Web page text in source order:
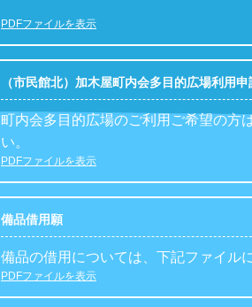
PDFファイルを表示
（市民館北）加木屋町内会多目的広場利用申
町内会多目的広場のご利用ご希望の方
い。
PDFファイルを表示
備品借用願
備品の借用については、下記ファイル
PDFファイルを表示